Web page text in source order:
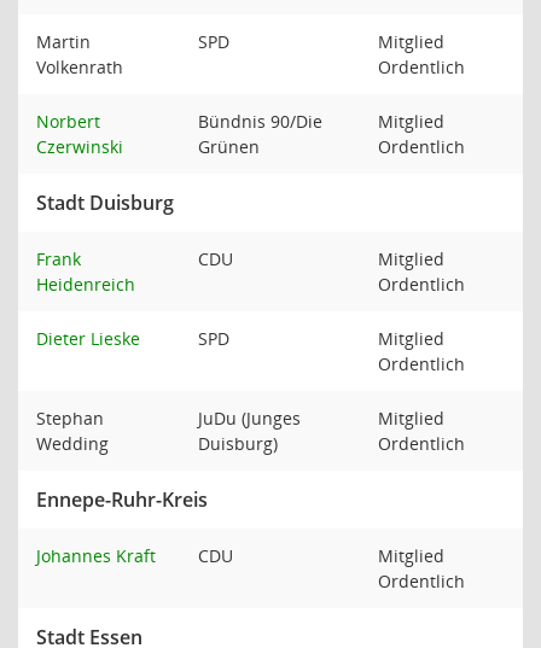
Martin
Volkenrath
SPD
Mitglied
Ordentlich
Norbert
Czerwinski
Bündnis 90/Die
Grünen
Mitglied
Ordentlich
Stadt Duisburg
Frank
Heidenreich
CDU
Mitglied
Ordentlich
Dieter Lieske SPD
Mitglied
Ordentlich
Stephan
Wedding
JuDu (Junges
Duisburg)
Mitglied
Ordentlich
Ennepe-Ruhr-Kreis
Johannes Kraft CDU
Mitglied
Ordentlich
Stadt Essen